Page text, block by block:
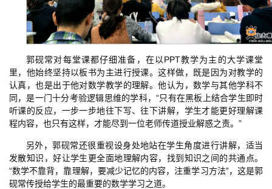
郭砚常对每堂课都仔细准备，在以PPT教学为主的大学课堂
里，他始终坚持以板书为主进行授课。这样做，既是因为对教学的
认真，也是出于他对数学教学的理解。他认为，数学与其他学科不
同，是一门十分考验逻辑思维的学科，“只有在黑板上结合学生即时
听课的反应，一步一步地往下写、往下讲解，学生才能更好理解课
程内容，也只有这样，才能尽到一位老师传道授业解惑之责。”
另外，郭砚常还很重视设身处地站在学生角度进行讲解，适当
发散知识，好让学生更全面地理解内容，找到知识之间的共通点。
“数学不靠背，靠理解，要减少记忆的内容，注重学习方法”，这是郭
砚常传授给学生的最重要的数学学习之道。